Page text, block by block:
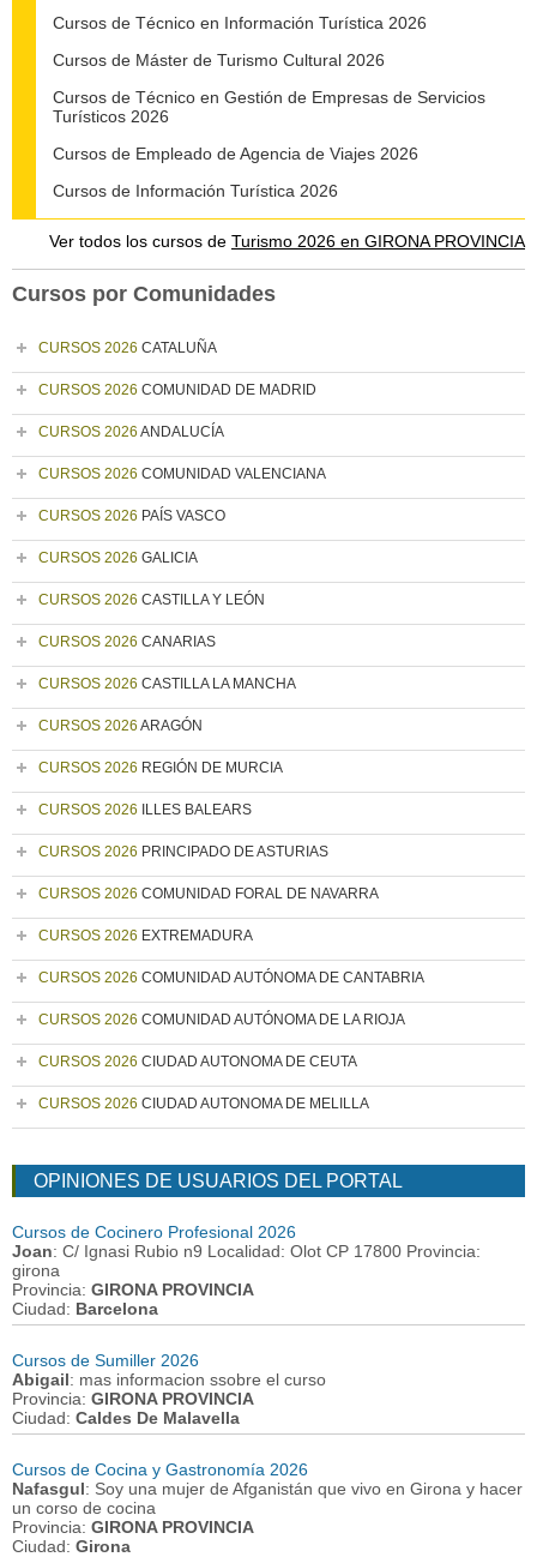
Cursos de Técnico en Información Turística 2026
Cursos de Máster de Turismo Cultural 2026
Cursos de Técnico en Gestión de Empresas de Servicios
Turísticos 2026
Cursos de Empleado de Agencia de Viajes 2026
Cursos de Información Turística 2026
Ver todos los cursos de Turismo 2026 en GIRONA PROVINCIA
Cursos por Comunidades
CURSOS 2026 CATALUÑA
CURSOS 2026 COMUNIDAD DE MADRID
CURSOS 2026 ANDALUCÍA
CURSOS 2026 COMUNIDAD VALENCIANA
CURSOS 2026 PAÍS VASCO
CURSOS 2026 GALICIA
CURSOS 2026 CASTILLA Y LEÓN
CURSOS 2026 CANARIAS
CURSOS 2026 CASTILLA LA MANCHA
CURSOS 2026 ARAGÓN
CURSOS 2026 REGIÓN DE MURCIA
CURSOS 2026 ILLES BALEARS
CURSOS 2026 PRINCIPADO DE ASTURIAS
CURSOS 2026 COMUNIDAD FORAL DE NAVARRA
CURSOS 2026 EXTREMADURA
CURSOS 2026 COMUNIDAD AUTÓNOMA DE CANTABRIA
CURSOS 2026 COMUNIDAD AUTÓNOMA DE LA RIOJA
CURSOS 2026 CIUDAD AUTONOMA DE CEUTA
CURSOS 2026 CIUDAD AUTONOMA DE MELILLA
OPINIONES DE USUARIOS DEL PORTAL
Cursos de Cocinero Profesional 2026
Joan: C/ Ignasi Rubio n9 Localidad: Olot CP 17800 Provincia:
girona
Provincia: GIRONA PROVINCIA
Ciudad: Barcelona
Cursos de Sumiller 2026
Abigail: mas informacion ssobre el curso
Provincia: GIRONA PROVINCIA
Ciudad: Caldes De Malavella
Cursos de Cocina y Gastronomía 2026
Nafasgul: Soy una mujer de Afganistán que vivo en Girona y hacer
un corso de cocina
Provincia: GIRONA PROVINCIA
Ciudad: Girona